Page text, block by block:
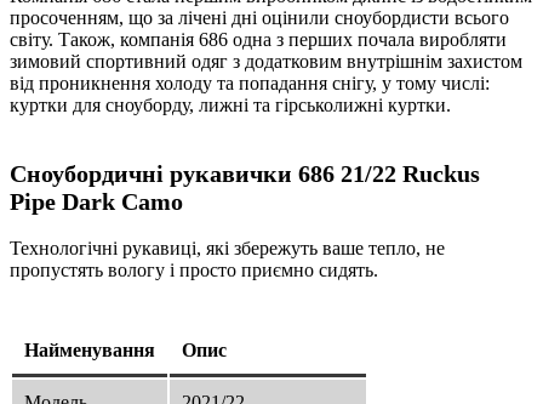
просоченням, що за лічені дні оцінили сноубордисти всього
світу. Також, компанія 686 одна з перших почала виробляти
зимовий спортивний одяг з додатковим внутрішнім захистом
від проникнення холоду та попадання снігу, у тому числі:
куртки для сноуборду, лижні та гірськолижні куртки.
Сноубордичні рукавички 686 21/22 Ruckus
Pipe Dark Camo
Технологічні рукавиці, які збережуть ваше тепло, не
пропустять вологу і просто приємно сидять.
Найменування Опис